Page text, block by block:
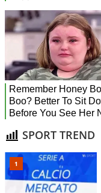
SPORT TREND